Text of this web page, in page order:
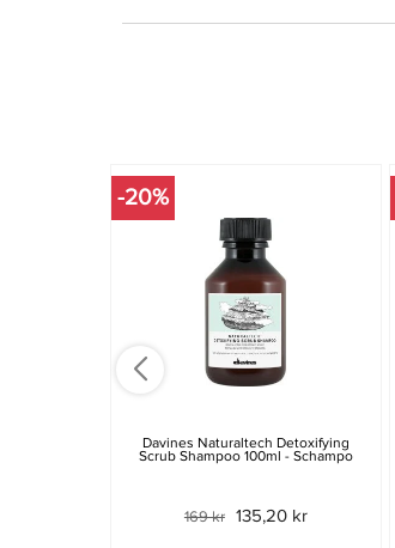
-20%
Davines Naturaltech Detoxifying
Scrub Shampoo 100ml - Schampo
169 kr 135,20 kr